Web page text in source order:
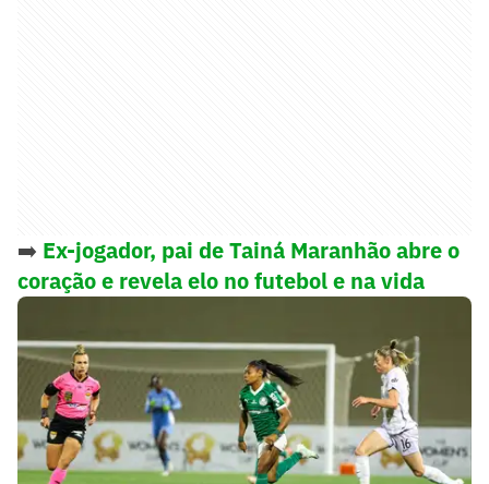
➡️ Ex-jogador, pai de Tainá Maranhão abre o
coração e revela elo no futebol e na vida